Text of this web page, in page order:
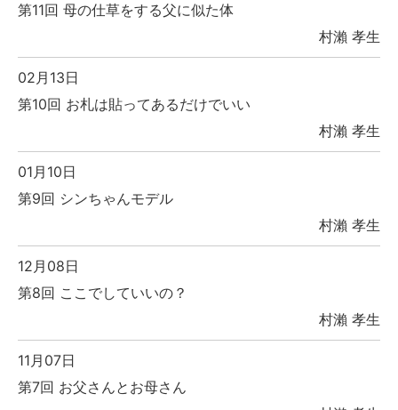
第11回 母の仕草をする父に似た体
村瀨 孝生
02月13日
第10回 お札は貼ってあるだけでいい
村瀨 孝生
01月10日
第9回 シンちゃんモデル
村瀨 孝生
12月08日
第8回 ここでしていいの？
村瀨 孝生
11月07日
第7回 お父さんとお母さん